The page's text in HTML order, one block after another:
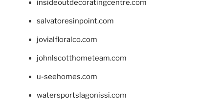
insideoutdecoratingcentre.com
salvatoresinpoint.com
jovialfloralco.com
johnlscotthometeam.com
u-seehomes.com
watersportslagonissi.com